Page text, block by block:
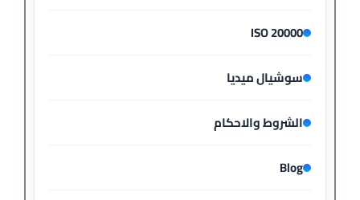
ISO 20000
سوشيال ميديا
الشروط والاحكام
Blog